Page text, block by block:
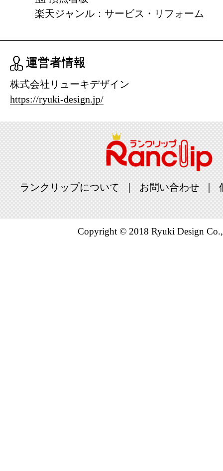
楽天ジャンル：サービス・リフォーム
運営者情報
株式会社リューキデザイン
https://ryuki-design.jp/
ランクリップについて お問い合わせ
Copyright © 2018 Ryuki Design